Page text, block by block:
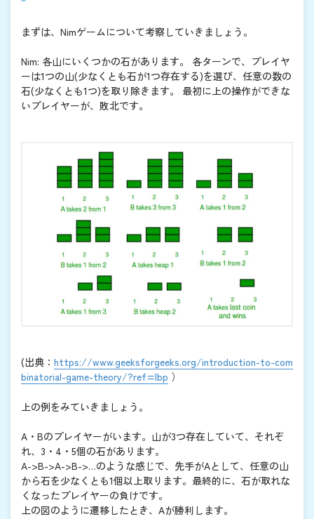
まずは、Nimゲームについて考察していきましょう。
Nim: 各山にいくつかの石があります。 各ターンで、プレイヤ
ーは1つの山(少なくとも石が1つ存在する)を選び、任意の数の
石(少なくとも1つ)を取り除きます。 最初に上の操作ができな
いプレイヤーが、敗北です。
(出典： https://www.geeksforgeeks.org/introduction-to-com
binatorial-game-theory/?ref=lbp ）
上の例をみていきましょう。
A・Bのプレイヤーがいます。山が3つ存在していて、それぞ
れ、3・4・5個の石があります。
A->B->A->B->…のような感じで、先手がAとして、任意の山
から石を少なくとも1個以上取ります。最終的に、石が取れな
くなったプレイヤーの負けです。
上の図のように遷移したとき、Aが勝利します。